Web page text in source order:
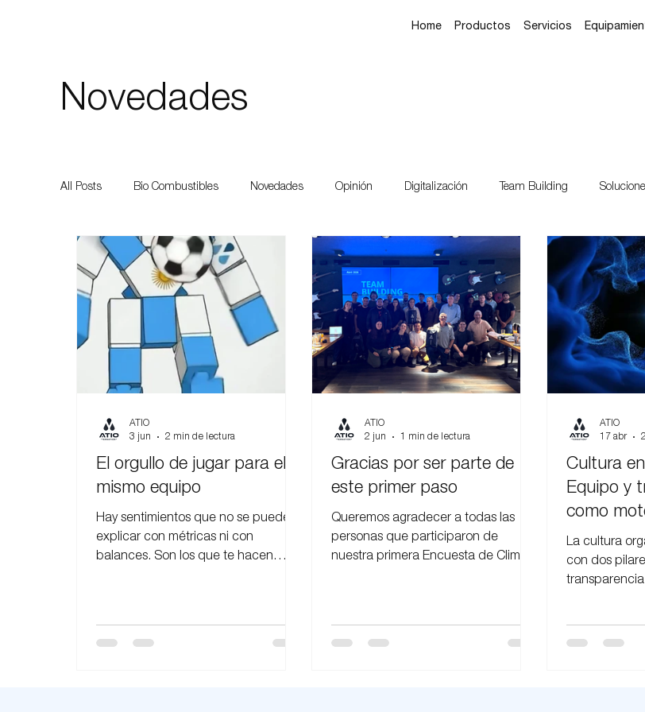
Home Productos Servicios
Novedades
All Posts Bio Combustibles Novedades Opinión Digitalización Team Building
Agroindustrias Dustribución del Combustible Aeropuertos Minería Transportes
Equipo Instalaión Instalación Despacho Móvil Mudanza Caribe
El orgullo de jugar para el
mismo equipo
Hay sentimientos que no se pueden
explicar con métricas ni con
balances. Son los que te hacen
ATIO
3 jun
2 min de lectura
Gracias por ser parte de
este primer paso
Queremos agradecer a todas las
personas que participaron de
nuestra primera Encuesta de Clima.
ATIO
2 jun
1 min de lectura
Cultura
Equipo y
como
evolución
La cultura
con dos
confianza,
ATIO
17 abr